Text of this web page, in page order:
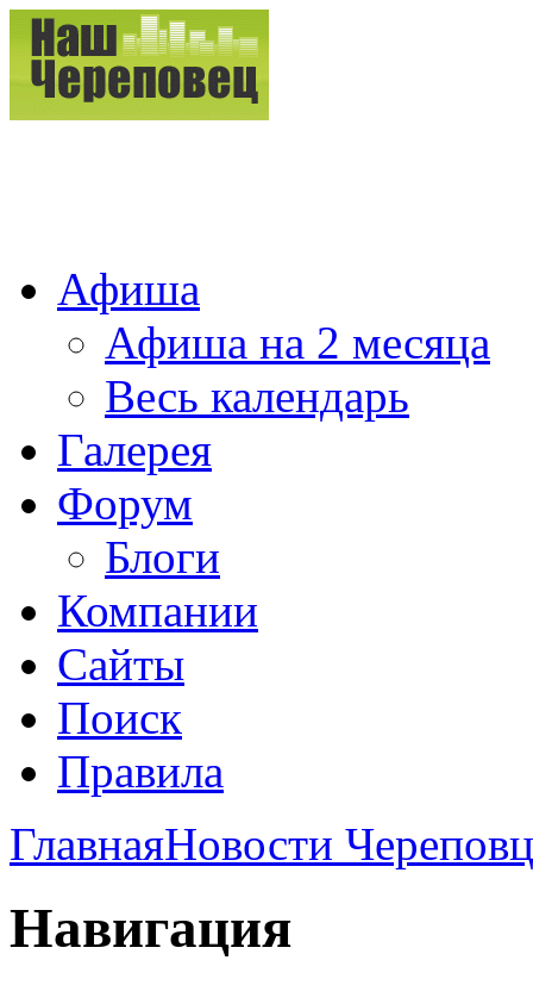
Афиша
Афиша на 2 месяца
Весь календарь
Галерея
Форум
Блоги
Компании
Сайты
Поиск
Правила
ГлавнаяНовости
Навигация